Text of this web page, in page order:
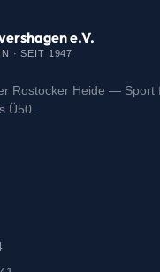
e.V.
· SEIT 1947
Rostocker Heide — Sport
Ü50.